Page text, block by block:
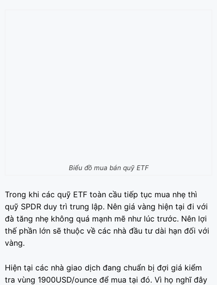
Biểu đồ mua bán quỹ ETF
Trong khi các quỹ ETF toàn cầu tiếp tục mua nhẹ thì
quỹ SPDR duy trì trung lập. Nên giá vàng hiện tại đi với
đà tăng nhẹ không quá mạnh mẽ như lúc trước. Nên lợi
thế phần lớn sẽ thuộc về các nhà đầu tư dài hạn đối với
vàng.
Hiện tại các nhà giao dịch đang chuẩn bị đợi giá kiểm
tra vùng 1900USD/ounce để mua tại đó. Vì họ nghĩ đây